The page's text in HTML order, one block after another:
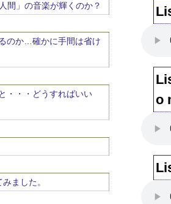
間」の音楽が輝くのか？
のか…確かに手間は省け
・・・どうすればいい
ました。
o